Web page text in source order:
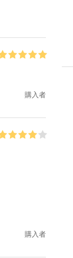
購入者
購入者